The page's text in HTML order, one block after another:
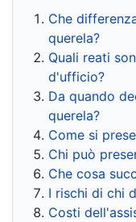
Che
querela?
Quali reati
d'ufficio?
Da quando
querela?
Come si
Chi può
Che cosa
I rischi di chi
Costi